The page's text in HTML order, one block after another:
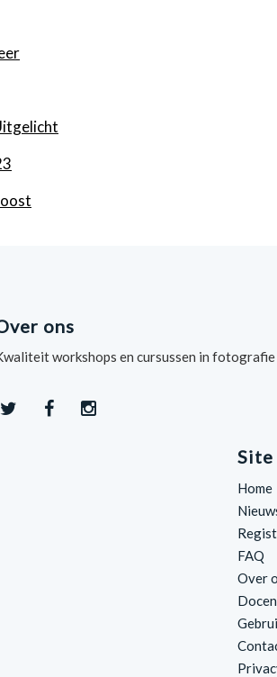
ons
workshops en cursussen in
Site
Home
FAQ
Over